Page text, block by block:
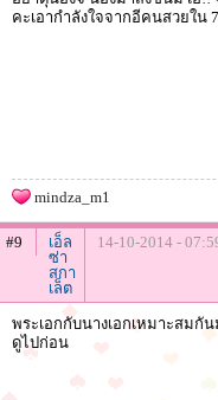
คะเอากำลังใจจากอีคนสวยใน
mindza_m1
#9
เอ็ล
ซ่า
สกา
เล็ต
14-10-2014 -
พระเอกกับนางเอกเหมาะสมกั
ดูไปก่อน